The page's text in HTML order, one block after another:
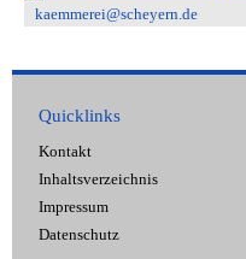
kaemmerei@scheyern.de
Quicklinks
Kontakt
Inhaltsverzeichnis
Impressum
Datenschutz